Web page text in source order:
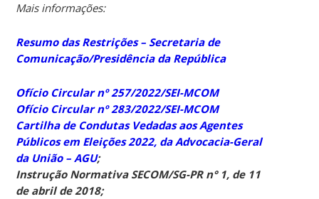
Mais informações:
Resumo das Restrições – Secretaria de
Comunicação/Presidência da República
Ofício Circular nº 257/2022/SEI-MCOM
Ofício Circular nº 283/2022/SEI-MCOM
Cartilha de Condutas Vedadas aos Agentes
Públicos em Eleições 2022, da Advocacia-Geral
da União – AGU;
Instrução Normativa SECOM/SG-PR n° 1, de 11
de abril de 2018;